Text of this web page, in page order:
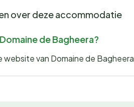
over deze accommodatie
de Bagheera?
van Domaine de Bagheera